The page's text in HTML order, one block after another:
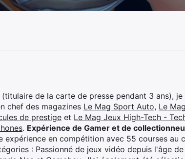
de la carte de presse pendant 3 ans), je
chef des magazines Le Mag Sport Auto, Le
de prestige et Le Mag Jeux High-Tech -
. Expérience de Gamer et de
expérience en compétition avec 55 courses au
: Passionné de jeux vidéo depuis l'âge